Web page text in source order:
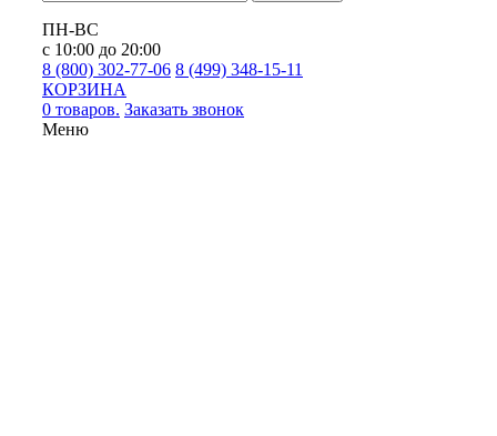
ПН-ВС
с 10:00 до 20:00
8 (800) 302-77-06 8 (499) 348-15-11
КОРЗИНА
0 товаров. Заказать звонок
Меню